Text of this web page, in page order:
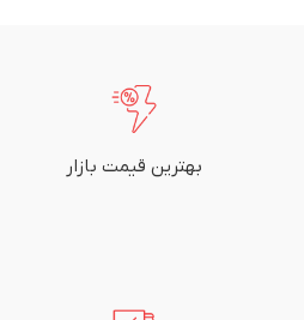
بهترین قیمت بازار